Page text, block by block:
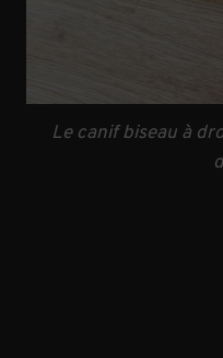
Le canif biseau à